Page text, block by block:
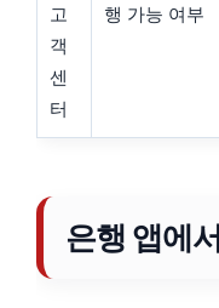
고
객
센
터
행 가능 여부
은행 앱에